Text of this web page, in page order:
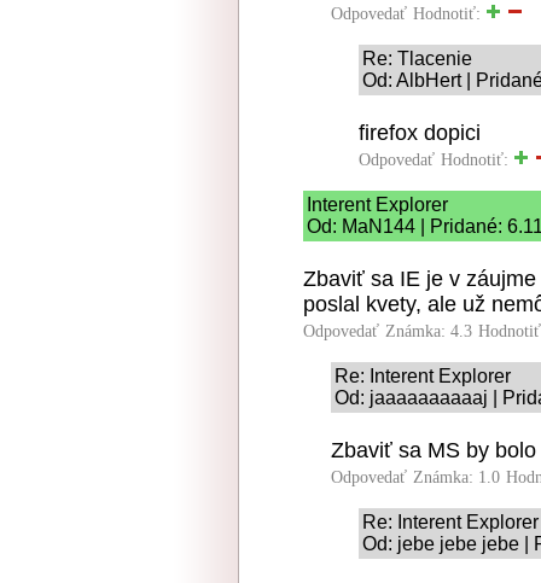
Odpovedať Hodnotiť:
Re: Tlacenie
Od: AlbHert |
firefox dopici
Odpovedať Hodnotiť:
Interent Explorer
Od: MaN144 | Pridané:
Zbaviť sa IE je v
poslal kvety, ale už
Odpovedať Známka: 4.3
Re: Interent Explorer
Od: jaaaaaaaaaaj |
Zbaviť sa MS by
Odpovedať Známka: 1.0
Re: Interent Explorer
Od: jebe jebe jebe |